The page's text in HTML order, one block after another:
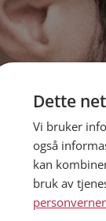
Dette
Vi bruker
også
kan
bruk av